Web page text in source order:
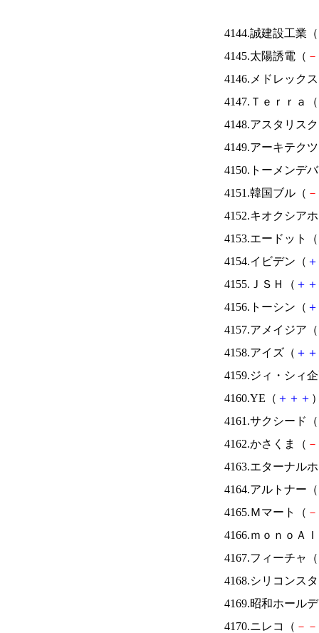
4144.誠建設工業（
4145.太陽誘電（ －
4146.メドレック
4147.Ｔｅｒｒａ（
4148.アスタリス
4149.アーキテク
4150.トーメンデ
4151.韓国ブル（ －
4152.キオクシア
4153.エードット（
4154.イビデン（ ＋
4155.ＪＳＨ（ ＋ ＋
4156.トーシン（ ＋
4157.アメイジア（
4158.アイズ（ ＋ ＋
4159.ジィ・シィ
4160.YE（ ＋ ＋ ＋
4161.サクシード（
4162.かさくま（ －
4163.エターナル
4164.アルトナー（
4165.Ｍマート（ －
4166.ｍｏｎｏＡ
4167.フィーチャ（
4168.シリコンス
4169.昭和ホール
4170.ニレコ（ － －